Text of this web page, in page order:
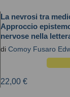
La nevrosi tra
Approccio
nervose nella
1922)
di Comoy Fusaro
22,00 €